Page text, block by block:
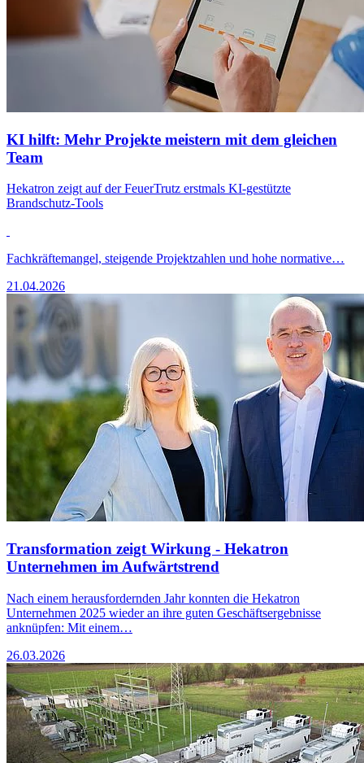
KI hilft: Mehr Projekte meistern mit dem gleichen
Team
Hekatron zeigt auf der FeuerTrutz erstmals KI-gestützte
Brandschutz-Tools
Fachkräftemangel, steigende Projektzahlen und hohe normative…
21.04.2026
Transformation zeigt Wirkung - Hekatron
Unternehmen im Aufwärtstrend
Nach einem herausfordernden Jahr konnten die Hekatron
Unternehmen 2025 wieder an ihre guten Geschäftsergebnisse
anknüpfen: Mit einem…
26.03.2026